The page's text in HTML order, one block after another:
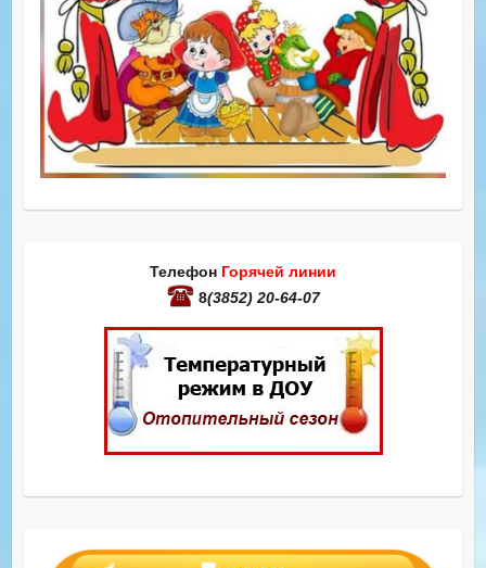
Телефон Горячей линии
8(3852) 20-64-07